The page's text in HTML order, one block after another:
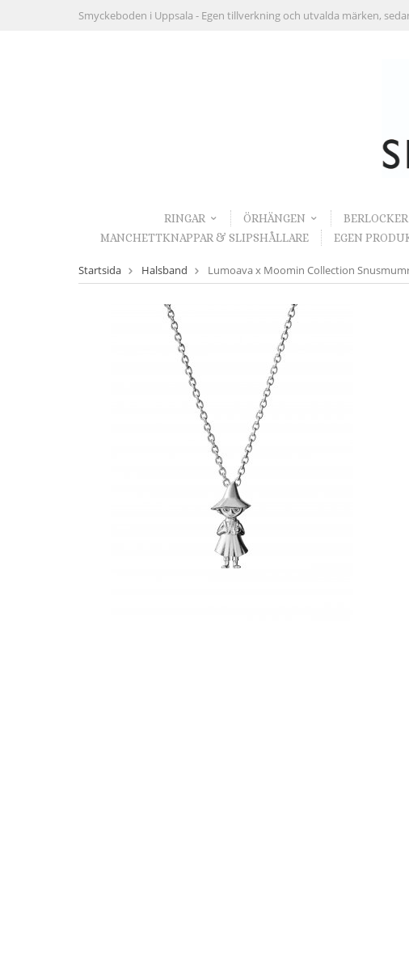
Smyckeboden i Uppsala - Egen tillverkning och utvalda märken,
RINGAR ÖRHÄNGEN
MANCHETTKNAPPAR & SLIPSHÅLLARE
EGEN
Startsida Halsband Lumoava x Moomin Collection